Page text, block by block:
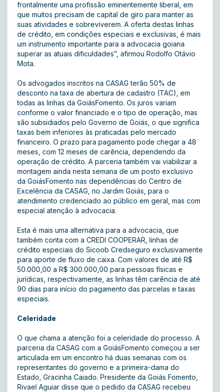
frontalmente uma profissão eminentemente liberal, em
que muitos precisam de capital de giro para manter as
suas atividades e sobreviverem. A oferta destas linhas
de crédito, em condições especiais e exclusivas, é mais
um instrumento importante para a advocacia goiana
superar as atuais dificuldades”, afirmou Rodolfo Otávio
Mota.
Os advogados inscritos na CASAG terão 50% de
desconto na taxa de abertura de cadastro (TAC), em
todas as linhas da GoiásFomento. Os juros variam
conforme o valor financiado e o tipo de operação, mas
são subsidiados pelo Governo de Goiás, o que significa
taxas bem inferiores às praticadas pelo mercado
financeiro. O prazo para pagamento pode chegar a 48
meses, com 12 meses de carência, dependendo da
operação de crédito. A parceria também vai viabilizar a
montagem ainda nesta semana de um posto exclusivo
da GoiásFomento nas dependências do Centro de
Excelência da CASAG, no Jardim Goiás, para o
atendimento credenciado ao público em geral, mas com
especial atenção à advocacia.
Esta é mais uma alternativa para a advocacia, que
também conta com a CREDI COOPERAR, linhas de
crédito especiais do Sicoob Credseguro exclusivamente
para aporte de fluxo de caixa. Com valores de até R$
50.000,00 a R$ 300.000,00 para pessoas físicas e
jurídicas, respectivamente, as linhas têm carência de até
90 dias para início do pagamento das parcelas e taxas
especiais.
Celeridade
O que chama a atenção foi a celeridade do processo. A
parceria da CASAG com a GoiásFomento começou a ser
articulada em um encontro há duas semanas com os
representantes do governo e a primeira-dama do
Estado, Gracinha Caiado. Presidente da Goiás Fomento,
Rivael Aguiar disse que o pedido da CASAG recebeu